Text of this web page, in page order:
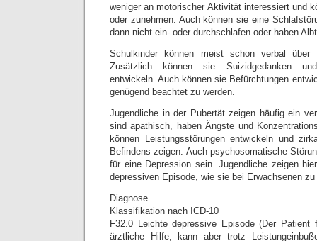
weniger an motorischer Aktivität interessiert und
oder zunehmen. Auch können sie eine
dann nicht ein- oder durchschlafen oder haben
Schulkinder können meist schon verbal über
Zusätzlich können sie Suizidgedanken und
entwickeln. Auch können sie Befürchtungen
genügend beachtet zu werden.
Jugendliche in der Pubertät zeigen häufig ein
sind apathisch, haben Ängste und
können Leistungsstörungen entwickeln und
Befindens zeigen. Auch psychosomatische
für eine Depression sein. Jugendliche zeigen
depressiven Episode, wie sie bei Erwachsenen
Diagnose
Klassifikation nach ICD-10
F32.0 Leichte depressive Episode (Der
ärztliche Hilfe, kann aber trotz